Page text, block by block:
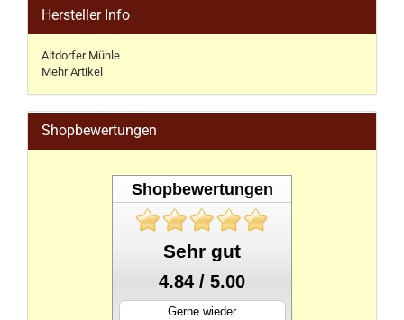
Hersteller Info
Altdorfer Mühle
Mehr Artikel
Shopbewertungen
Shopbewertungen
Sehr gut
4.84 / 5.00
Gerne wieder